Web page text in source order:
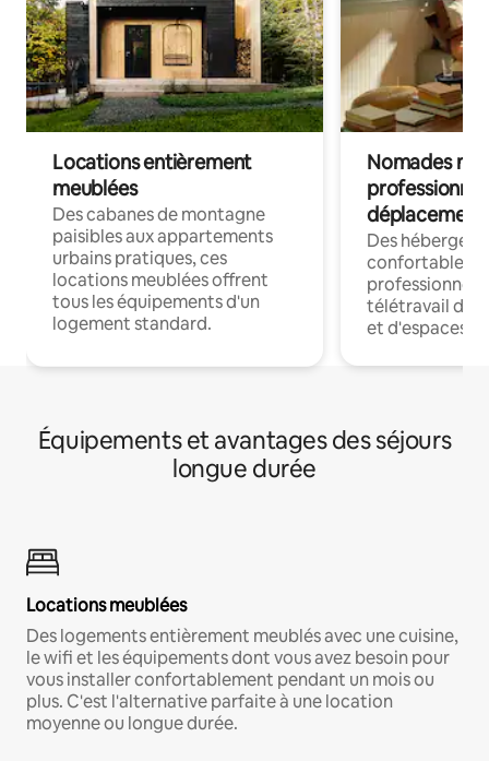
Locations entièrement
meublées
Des cabanes de montagne
paisibles aux appartements
urbains pratiques, ces
locations meublées offrent
tous les équipements d'un
logement standard.
Nomades
déplacement
Des
confortables
professionnels
télétravail
et d'espaces
Équipements et avantages des séjours
longue durée
Locations meublées
Des logements entièrement meublés avec une cuisine,
le wifi et les équipements dont vous avez besoin pour
vous installer confortablement pendant un mois ou
plus. C'est l'alternative parfaite à une location
moyenne ou longue durée.